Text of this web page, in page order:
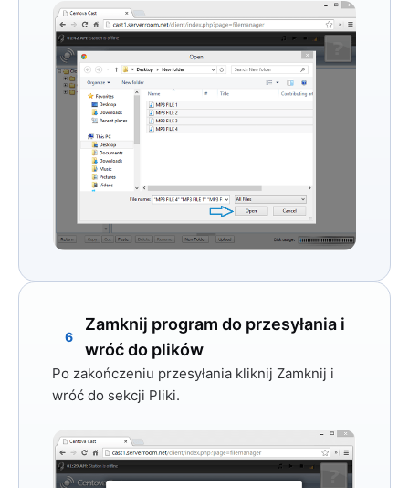
6
Zamknij program do przesyłania i
wróć do plików
Po zakończeniu przesyłania kliknij Zamknij i
wróć do sekcji Pliki.